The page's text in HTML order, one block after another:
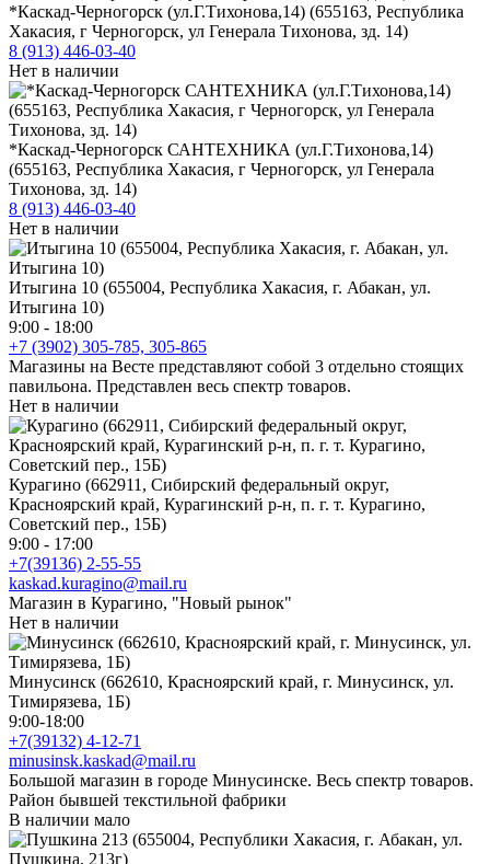
*Каскад-Черногорск (ул.Г.Тихонова,14) (655163, Республика
Хакасия, г Черногорск, ул Генерала Тихонова, зд. 14)
8 (913) 446-03-40
Нет в наличии
*Каскад-Черногорск САНТЕХНИКА (ул.Г.Тихонова,14)
(655163, Республика Хакасия, г Черногорск, ул Генерала
Тихонова, зд. 14)
8 (913) 446-03-40
Нет в наличии
Итыгина 10 (655004, Республика Хакасия, г. Абакан, ул.
Итыгина 10)
9:00 - 18:00
+7 (3902) 305-785, 305-865
Магазины на Весте представляют собой 3 отдельно стоящих
павильона. Представлен весь спектр товаров.
Нет в наличии
Курагино (662911, Сибирский федеральный округ,
Красноярский край, Курагинский р-н, п. г. т. Курагино,
Советский пер., 15Б)
9:00 - 17:00
+7(39136) 2-55-55
kaskad.kuragino@mail.ru
Магазин в Курагино, "Новый рынок"
Нет в наличии
Минусинск (662610, Красноярский край, г. Минусинск, ул.
Тимирязева, 1Б)
9:00-18:00
+7(39132) 4-12-71
minusinsk.kaskad@mail.ru
Большой магазин в городе Минусинске. Весь спектр товаров.
Район бывшей текстильной фабрики
В наличии мало